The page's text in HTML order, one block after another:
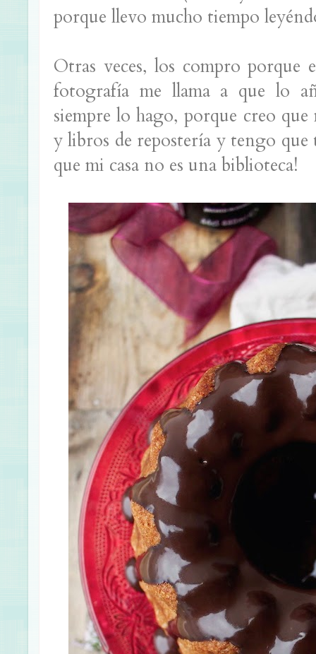
porque llevo mucho tiempo
Otras veces, los compro porque
fotografía me llama a que lo
siempre lo hago, porque creo
y libros de repostería y tengo
que mi casa no es una biblioteca!